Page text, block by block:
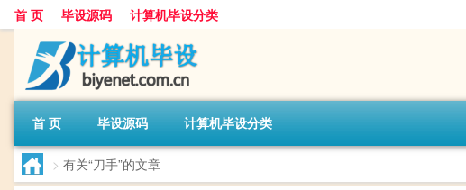
首 页 毕设源码 计算机毕设分类
首 页 毕设源码 计算机毕设分类
> 有关“刀手”的文章